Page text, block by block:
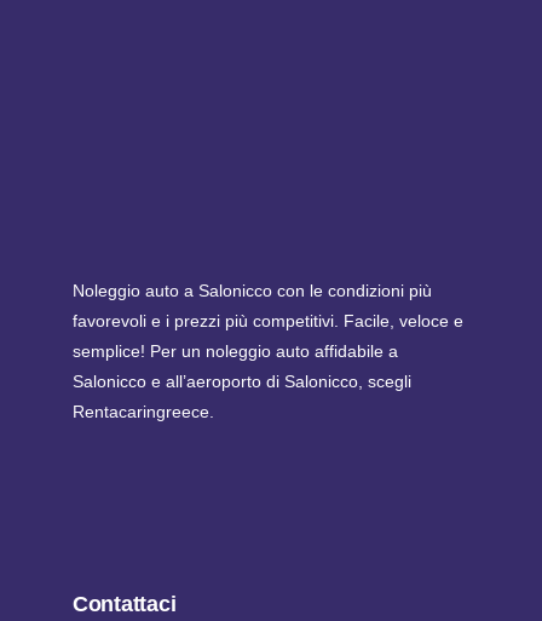
Noleggio auto a Salonicco con le condizioni più
favorevoli e i prezzi più competitivi. Facile, veloce e
semplice! Per un noleggio auto affidabile a
Salonicco e all’aeroporto di Salonicco, scegli
Rentacaringreece.
Contattaci